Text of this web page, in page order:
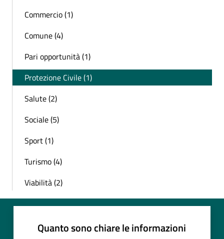
Commercio (1)
Comune (4)
Pari opportunità (1)
Protezione Civile (1)
Salute (2)
Sociale (5)
Sport (1)
Turismo (4)
Viabilità (2)
Quanto sono chiare le informazioni